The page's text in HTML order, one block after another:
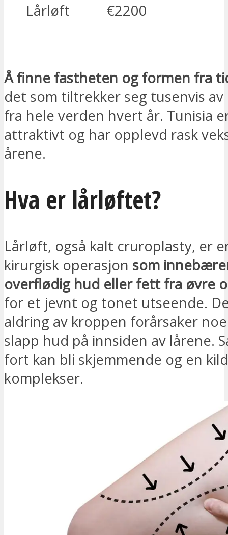
Lårløft
€2200
Å finne fastheten og formen fra
det som tiltrekker seg tusenvis
fra hele verden hvert år. Tunisia
attraktivt og har opplevd rask
årene.
Hva er lårløftet?
Lårløft, også kalt cruroplasty, er
kirurgisk operasjon som
overflødig hud eller fett fra øvre
for et jevnt og tonet utseende.
aldring av kroppen forårsaker
slapp hud på innsiden av lårene.
fort kan bli skjemmende og en
komplekser.